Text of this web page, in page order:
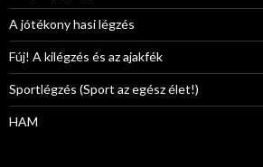
A jótékony hasi légzés
Fúj! A kilégzés és az ajakfék
Sportlégzés (Sport az egész élet!)
HAM